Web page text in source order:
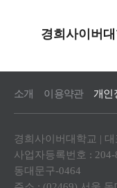
경희사이버
소개 이용약관 개인
경희사이버대학교 |
사업자등록번호 :
동대문구-0464